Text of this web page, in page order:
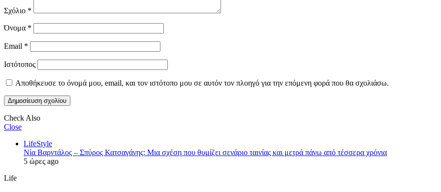
Σχόλιο *
Όνομα *
Email *
Ιστότοπος
Αποθήκευσε το όνομά μου, email, και τον ιστότοπο μου σε αυτόν τον πλοηγό για την επόμενη φορά που θα σχολιάσω.
Check Also
Close
LifeStyle
Νία Βαρντάλος – Σπύρος Κατσαγάνης: Μια σχέση που θυμίζει σενάριο ταινίας και μετρά πάνω από τέσσερα χρόνια
5 ώρες ago
Life